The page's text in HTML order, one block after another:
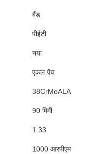
बैंड
पीईटी
नया
एकल पेंच
38CrMoALA
90 मिमी
1:33
1000 आरपीएम